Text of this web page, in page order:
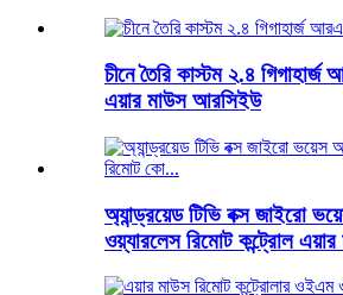
চীনে তৈরি কাস্টম ২.৪
এয়ার মাউস আরসিইউ
অ্যান্ড্রয়েড টিভি বক্স জাইরো
ওয়্যারলেস রিমোট কন্ট্রোল এয়ার